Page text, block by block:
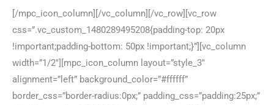
[/mpc_icon_column][/vc_column][/vc_row][vc_row
css=”.vc_custom_1480289495208{padding-top: 20px
!important;padding-bottom: 50px !important;}”][vc_column
width=”1/2″][mpc_icon_column layout=”style_3″
alignment=”left” background_color=”#ffffff”
border_css=”border-radius:0px;” padding_css=”padding:25px;”